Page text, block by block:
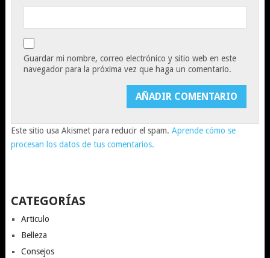
Guardar mi nombre, correo electrónico y sitio web en este
navegador para la próxima vez que haga un comentario.
Este sitio usa Akismet para reducir el spam. Aprende cómo se
procesan los datos de tus comentarios.
CATEGORÍAS
Articulo
Belleza
Consejos